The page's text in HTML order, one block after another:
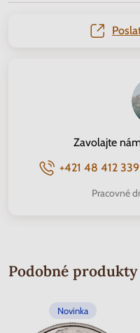
Zavolajte
+421 48 412
Pracovné
Podobné produkty
Novinka